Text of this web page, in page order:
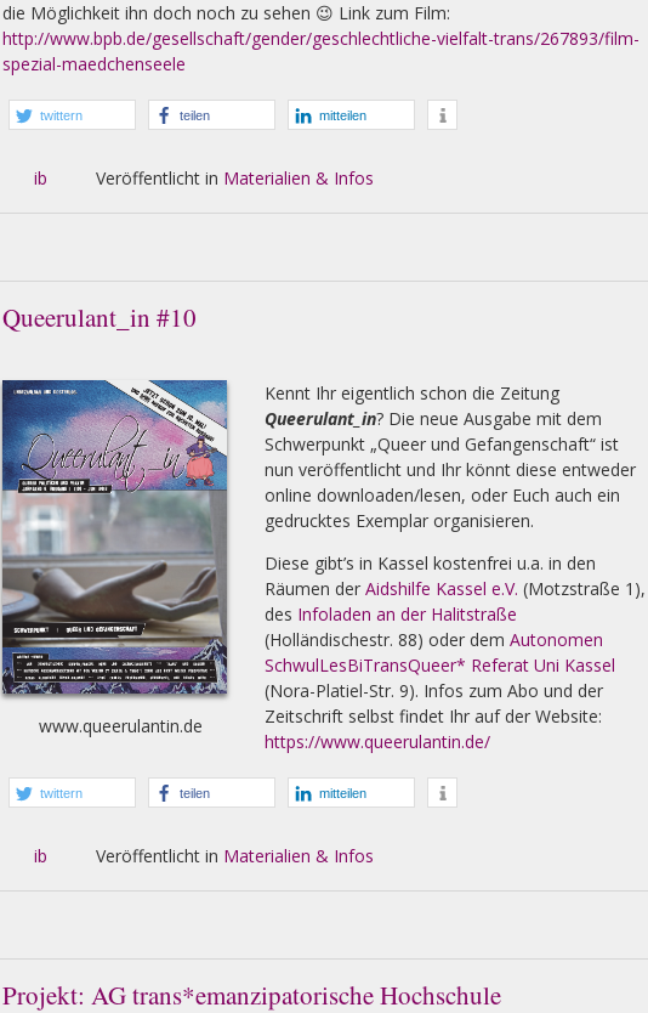
die Möglichkeit ihn doch noch zu sehen 😉 Link zum Film:
http://www.bpb.de/gesellschaft/gender/geschlechtliche-vielfalt-trans/267893/film-
spezial-maedchenseele
twittern teilen mitteilen
ib Veröffentlicht in Materialien & Infos
Queerulant_in #10
www.queerulantin.de
Kennt Ihr eigentlich schon die Zeitung
Queerulant_in? Die neue Ausgabe mit dem
Schwerpunkt „Queer und Gefangenschaft“ ist
nun veröffentlicht und Ihr könnt diese entweder
online downloaden/lesen, oder Euch auch ein
gedrucktes Exemplar organisieren.
Diese gibt’s in Kassel kostenfrei u.a. in den
Räumen der Aidshilfe Kassel e.V. (Motzstraße 1),
des Infoladen an der Halitstraße
(Holländischestr. 88) oder dem Autonomen
SchwulLesBiTransQueer* Referat Uni Kassel
(Nora-Platiel-Str. 9). Infos zum Abo und der
Zeitschrift selbst findet Ihr auf der Website:
https://www.queerulantin.de/
twittern teilen mitteilen
ib Veröffentlicht in Materialien & Infos
Projekt: AG trans*emanzipatorische Hochschule